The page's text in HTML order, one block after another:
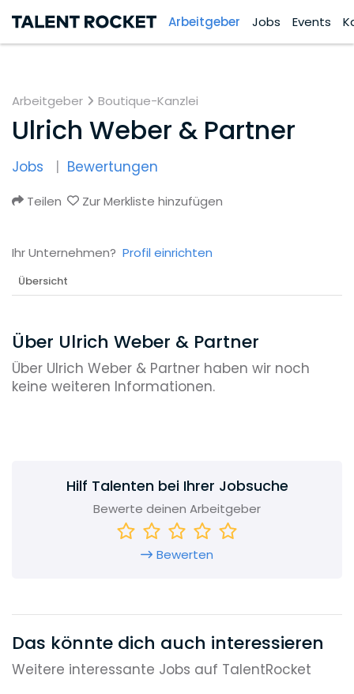
Arbeitgeber Jobs Events
Arbeitgeber Boutique-Kanzlei
Ulrich Weber & Partner
Jobs Bewertungen
Teilen Zur Merkliste hinzufügen
Ihr Unternehmen? Profil einrichten
Übersicht
Über Ulrich Weber & Partner
Über Ulrich Weber & Partner haben wir noch
keine weiteren Informationen.
Hilf Talenten bei Ihrer Jobsuche
Bewerte deinen Arbeitgeber
Bewerten
Das könnte dich auch interessieren
Weitere interessante Jobs auf TalentRocket